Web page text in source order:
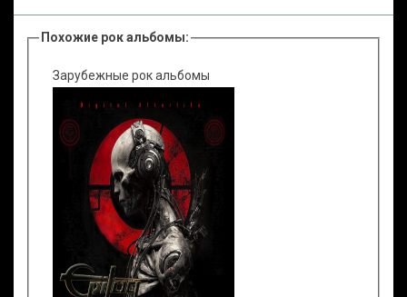
Похожие рок альбомы:
Зарубежные рок альбомы